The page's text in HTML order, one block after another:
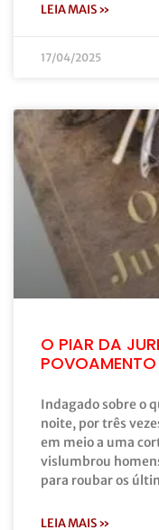
LEIA MAIS »
17/04/2025
O PIAR DA
Indagado sobre o
noite, por três
em meio a uma
vislumbrou
para roubar os
LEIA MAIS »